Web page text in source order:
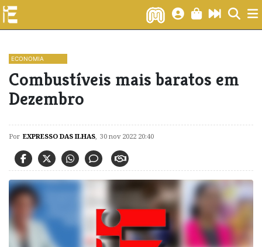
ECONOMIA
Combustíveis mais baratos em
Dezembro
Por EXPRESSO DAS ILHAS, 30 nov 2022 20:40